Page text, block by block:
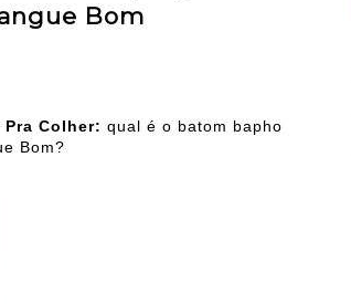
Bom
Colher: qual é o batom bapho
Bom?